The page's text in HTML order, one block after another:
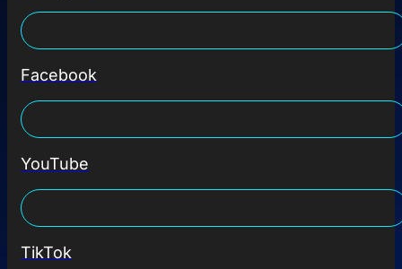
Facebook
YouTube
TikTok